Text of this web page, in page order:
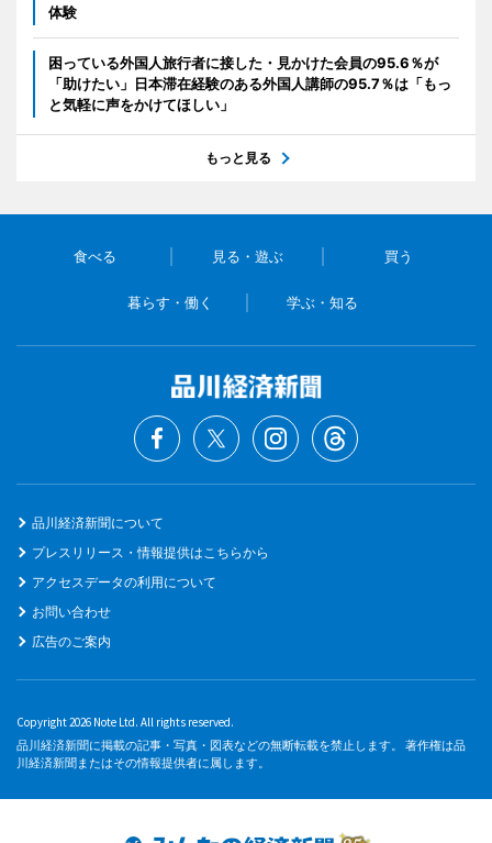
体験
困っている外国人旅行者に接した・見かけた会員の95.6％が
「助けたい」日本滞在経験のある外国人講師の95.7％は「もっ
と気軽に声をかけてほしい」
もっと見る
食べる 見る・遊ぶ 買う
暮らす・働く 学ぶ・知る
品川経済新聞について
プレスリリース・情報提供はこちらから
アクセスデータの利用について
お問い合わせ
広告のご案内
Copyright 2026 Note Ltd. All rights reserved.
品川経済新聞に掲載の記事・写真・図表などの無断転載を禁止します。 著作権は品
川経済新聞またはその情報提供者に属します。